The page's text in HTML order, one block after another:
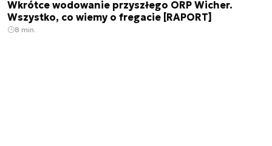
Wkrótce wodowanie przyszłego ORP Wicher.
Wszystko, co wiemy o fregacie [RAPORT]
8 min.